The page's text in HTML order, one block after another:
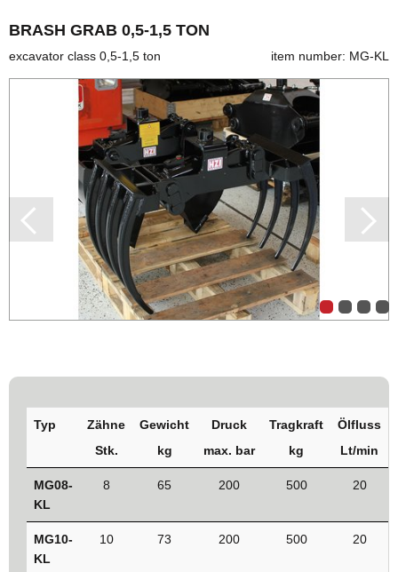
BRASH GRAB 0,5-1,5 TON
excavator class 0,5-1,5 ton item number: MG-KL
Typ
Zähne
Stk.
Gewicht
kg
Druck
max. bar
Tragkraft
kg
Ölfluss
Lt/min
MG08-
KL
8 65 200 500 20
MG10-
KL
10 73 200 500 20